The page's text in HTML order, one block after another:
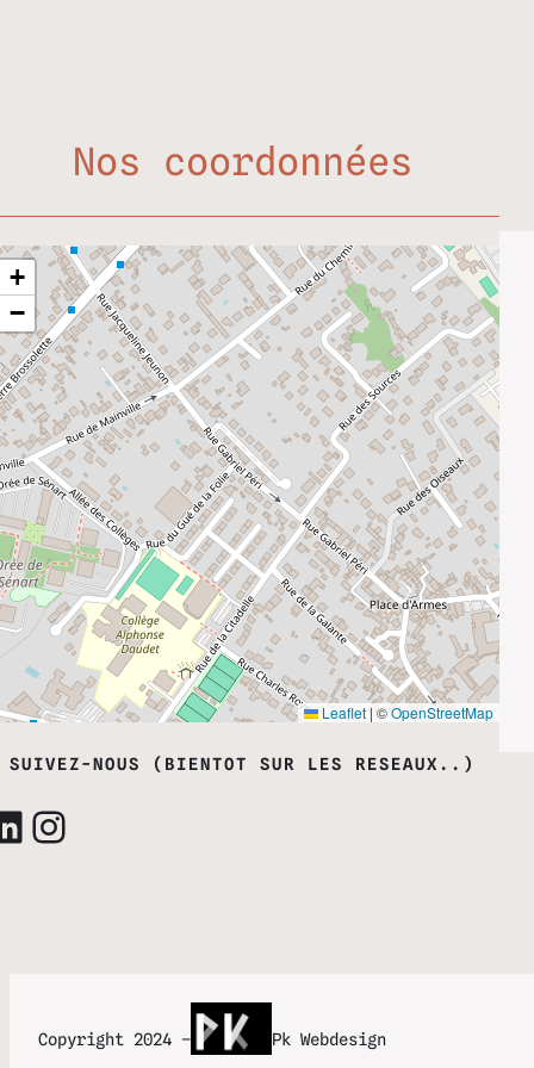
Nos coordonnées
+
−
Leaflet | ©OpenStreetMap
SUIVEZ-NOUS (BIENTOT SUR LES RESEAUX..)
Copyright 2024 – Pk Webdesign